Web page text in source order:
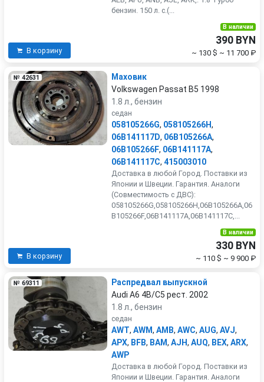
бензин. 150 л. с.(...
В корзину
В наличии
390 BYN
~ 130 $ ~ 11 700 ₽
№ 42631
Маховик
Volkswagen Passat B5 1998
1.8 л., бензин
седан
058105266G, 058105266H,
06B141117D, 06B105266A,
06B105266F, 06B141117A,
06B141117C, 415003010
Доставка в любой Город. Поставки из
Японии и Швеции. Гарантия. Аналоги
(Совместимость с ДВС):
058105266G,058105266H,06B105266A,06
B105266F,06B141117A,06B141117C,...
В корзину
В наличии
330 BYN
~ 110 $ ~ 9 900 ₽
№ 69311
Распредвал выпускной
Audi A6 4B/C5 рест. 2002
1.8 л., бензин
седан
AWT, AWM, AMB, AWC, AUG, AVJ,
APX, BFB, BAM, AJH, AUQ, BEX, ARX,
AWP
Доставка в любой Город. Поставки из
Японии и Швеции. Гарантия. Аналоги